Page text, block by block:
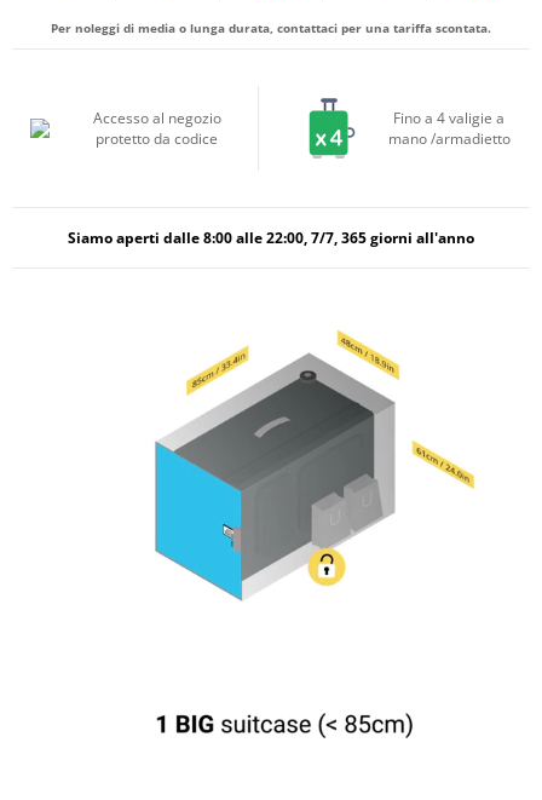
Per noleggi di media o lunga durata, contattaci per una tariffa scontata.
Accesso al negozio
protetto da codice
Fino a 4 valigie a
mano /armadietto
Siamo aperti dalle 8:00 alle 22:00, 7/7, 365 giorni all'anno